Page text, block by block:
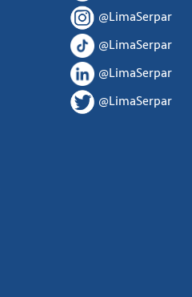
@LimaSerpar
@LimaSerpar
@LimaSerpar
@LimaSerpar